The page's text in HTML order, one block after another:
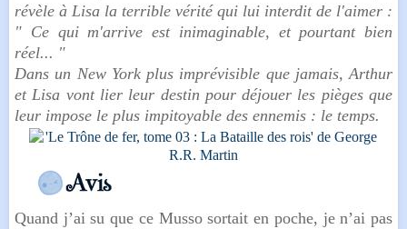
révèle à Lisa la terrible vérité qui lui interdit de l'aimer :
" Ce qui m'arrive est inimaginable, et pourtant bien
réel... "
Dans un New York plus imprévisible que jamais, Arthur
et Lisa vont lier leur destin pour déjouer les pièges que
leur impose le plus impitoyable des ennemis : le temps.
Quand j’ai su que ce Musso sortait en poche, je n’ai pas